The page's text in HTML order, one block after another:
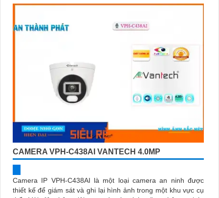
CAMERA VPH-C438AI VANTECH 4.0MP
Camera IP VPH-C438AI là một loại camera an ninh được
thiết kế để giám sát và ghi lại hình ảnh trong một khu vực cụ